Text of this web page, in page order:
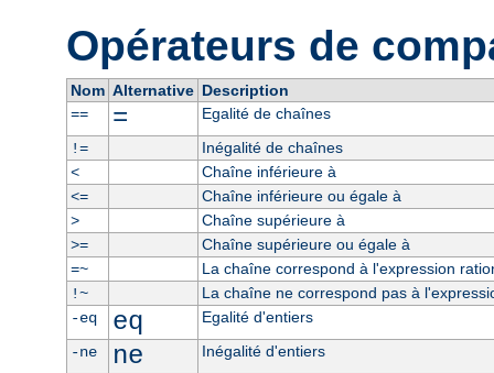
Opérateurs de
Nom Alternative Description
==
=
Egalité de chaînes
!=
Inégalité de chaînes
<
Chaîne inférieure à
<=
Chaîne inférieure ou égale à
>
Chaîne supérieure à
>=
Chaîne supérieure ou égale à
=~
La chaîne correspond à l'expression
!~
La chaîne ne correspond pas à
-eq
eq
Egalité d'entiers
-ne
ne
Inégalité d'entiers